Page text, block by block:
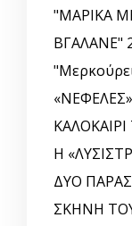
"ΜΑΡΙΚΑ
ΒΓΑΛΑΝΕ"
Η
ΔΥΟ
ΣΚΗΝΗ